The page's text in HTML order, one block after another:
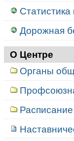
Дорожная
О Центре
Органы